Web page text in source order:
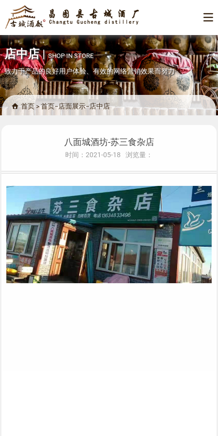

店中店|SHOP IN STORE
致力于产品的良好用户体验、有效的网络营销效果而努力
 首页>首页−店面展示−店中店
八面城酒坊-苏三食杂店
时间：2021-05-18 浏览量：